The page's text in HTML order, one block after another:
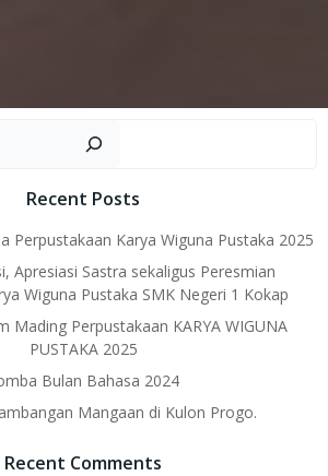
Recent Posts
Perpustakaan Karya Wiguna Pustaka 2025
Apresiasi Sastra sekaligus Peresmian
Wiguna Pustaka SMK Negeri 1 Kokap
Mading Perpustakaan KARYA WIGUNA
PUSTAKA 2025
Bulan Bahasa 2024
Mangaan di Kulon Progo.
Recent Comments